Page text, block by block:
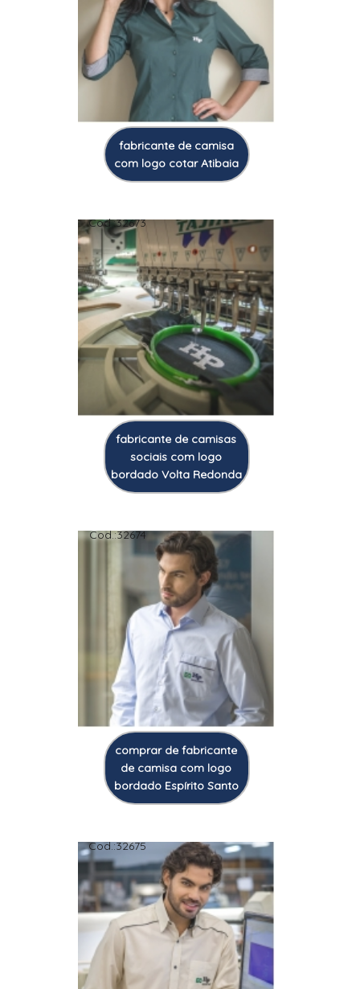
fabricante de camisa
com logo cotar Atibaia
Cod.:32673
fabricante de camisas
sociais com logo
bordado Volta Redonda
Cod.:32674
comprar de fabricante
de camisa com logo
bordado Espírito Santo
Cod.:32675